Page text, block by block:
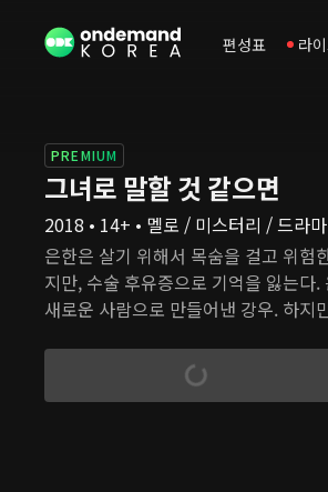
편성표 라
PREMIUM
그녀로 말할 것 같으면
2018 • 14+ • 멜로 / 미스터리 / 드라마
은한은 살기 위해서 목숨을 걸고 위험
지만, 수술 후유증으로 기억을 잃는다
새로운 사람으로 만들어낸 강우. 하지
가까운 사람들에게 상처받은 마음을
씩 찾아가면서 그의 어둡고 불행한 과